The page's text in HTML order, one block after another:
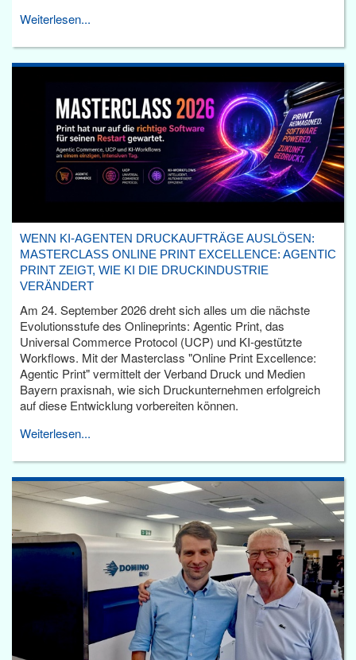
Weiterlesen...
WENN KI-AGENTEN DRUCKAUFTRÄGE AUSLÖSEN:
MASTERCLASS ONLINE PRINT EXCELLENCE: AGENTIC
PRINT ZEIGT, WIE KI DIE DRUCKINDUSTRIE
VERÄNDERT
Am 24. September 2026 dreht sich alles um die nächste
Evolutionsstufe des Onlineprints: Agentic Print, das
Universal Commerce Protocol (UCP) und KI-gestützte
Workflows. Mit der Masterclass "Online Print Excellence:
Agentic Print" vermittelt der Verband Druck und Medien
Bayern praxisnah, wie sich Druckunternehmen erfolgreich
auf diese Entwicklung vorbereiten können.
Weiterlesen...